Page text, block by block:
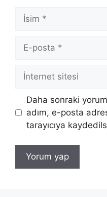
İsim
posta
İnternet
Daha sonraki
adım, e-posta
tarayıcıya